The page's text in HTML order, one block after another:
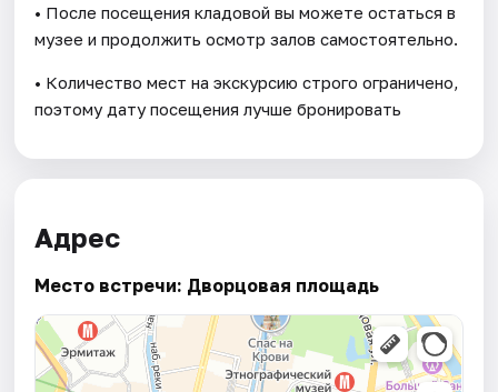
• После посещения кладовой вы можете остаться в
музее и продолжить осмотр залов самостоятельно.
• Количество мест на экскурсию строго ограничено,
поэтому дату посещения лучше бронировать
Адрес
Место встречи: Дворцовая площадь